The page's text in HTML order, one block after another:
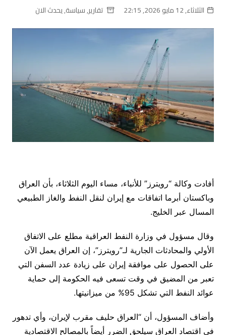
الثلاثاء, 12 مايو 2026, 22:15 تقارير,سياسة,يحدث الان
أفادت وكالة “رويترز” للأنباء، مساء اليوم الثلاثاء، بأن العراق
وباكستان أبرما اتفاقات مع إيران لنقل النفط والغاز الطبيعي
المسال عبر الخليج.
وقال مسؤول في وزارة النفط العراقية مطلع على الاتفاق
الأولي والمحادثات الجارية لـ”رويترز”، إن العراق يعمل الآن
على الحصول على موافقة إيران على زيادة عدد ⁠السفن التي
تعبر من المضيق في وقت تسعى فيه الحكومة إلى حماية
عوائد النفط التي تشكل 95% من ميزانيتها.
وأضاف المسؤول، أن “العراق حليف مقرب لإيران، وأي تدهور
في اقتصاد العراق سيلحق الضرر أيضاً ⁠بالمصالح الاقتصادية